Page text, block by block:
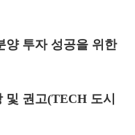
양 투자 성공을 위한
및 권고(TECH 도시